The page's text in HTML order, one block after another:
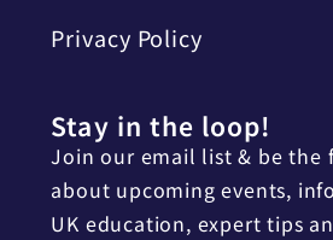
Privacy Policy
Stay in the loop!
Join our email list & be the
about upcoming events,
UK education, expert tips